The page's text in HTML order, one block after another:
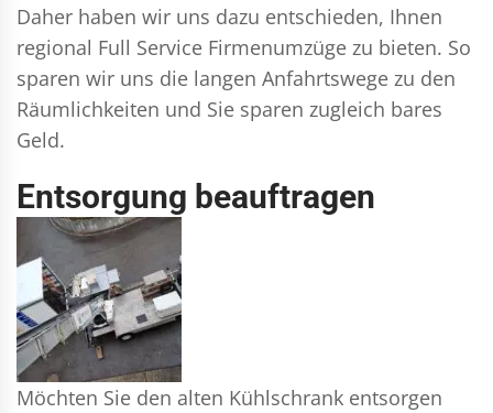
Daher haben wir uns dazu entschieden, Ihnen
regional Full Service Firmenumzüge zu bieten. So
sparen wir uns die langen Anfahrtswege zu den
Räumlichkeiten und Sie sparen zugleich bares
Geld.
Entsorgung beauftragen
Möchten Sie den alten Kühlschrank entsorgen